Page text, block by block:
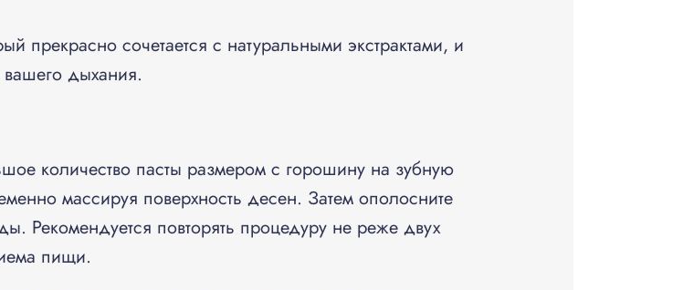
прекрасно сочетается с натуральными экстрактами, и
вашего дыхания.
количество пасты размером с горошину на зубную
массируя поверхность десен. Затем ополосните
Рекомендуется повторять процедуру не реже двух
пищи.